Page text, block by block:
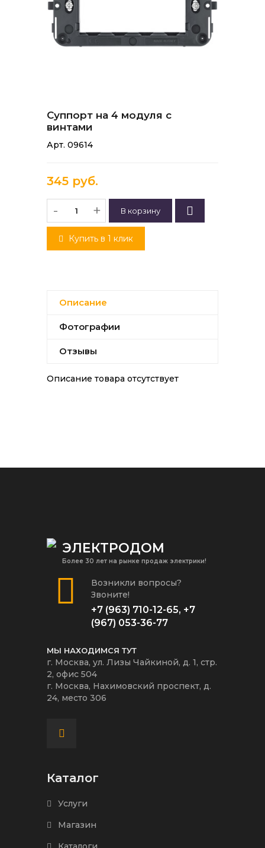
Суппорт на 4 модуля с
винтами
Арт. 09614
345 руб.
- +
Купить в 1 клик
Описание
Фотографии
Отзывы
Описание товара отсутствует
ЭЛЕКТРОДОМ
Более 30 лет на рынке продаж электрики!
Возникли вопросы?
Звоните!
+7 (963) 710-12-65, +7
(967) 053-36-77
МЫ НАХОДИМСЯ ТУТ
г. Москва, ул. Лизы Чайкиной, д. 1, стр.
2, офис 504
г. Москва, Нахимовский проспект, д.
24, место 306
Каталог
Услуги
Магазин